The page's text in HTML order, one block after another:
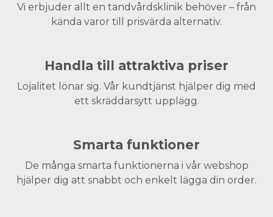
Vi erbjuder allt en tandvårdsklinik behöver – från
kända varor till prisvärda alternativ.
Handla till attraktiva priser
Lojalitet lönar sig. Vår kundtjänst hjälper dig med
ett skräddarsytt upplägg.
Smarta funktioner
De många smarta funktionerna i vår webshop
hjälper dig att snabbt och enkelt lägga din order.